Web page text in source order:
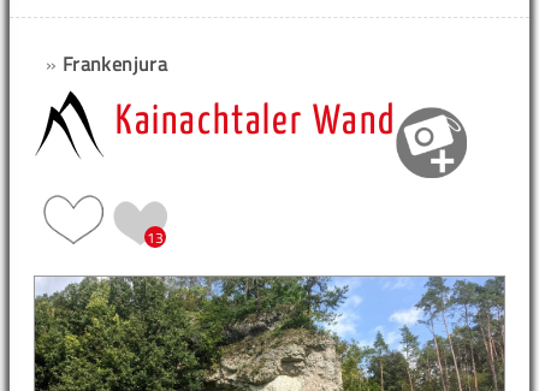
» Frankenjura
Kainachtaler Wand
13